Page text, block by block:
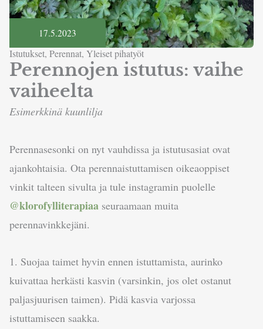
17.5.2023
Istutukset, Perennat, Yleiset pihatyöt
Perennojen istutus: vaihe
vaiheelta
Esimerkkinä kuunlilja
Perennasesonki on nyt vauhdissa ja istutusasiat ovat
ajankohtaisia. Ota perennaistuttamisen oikeaoppiset
vinkit talteen sivulta ja tule instagramin puolelle
@klorofylliterapiaa seuraamaan muita
perennavinkkejäni.
1. Suojaa taimet hyvin ennen istuttamista, aurinko
kuivattaa herkästi kasvin (varsinkin, jos olet ostanut
paljasjuurisen taimen). Pidä kasvia varjossa
istuttamiseen saakka.